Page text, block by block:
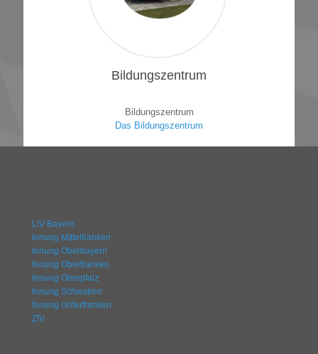
Bildungszentrum
Bildungszentrum
Das Bildungszentrum
LIV Bayern
Innung Mittelfranken
Innung Oberbayern
Innung Oberfranken
Innung Oberpfalz
Innung Schwaben
Innung Unterfranken
ZIV